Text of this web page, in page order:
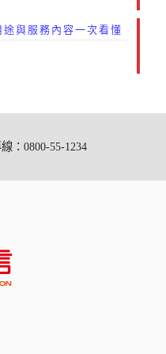
與服務內容一次看懂
：0800-55-1234